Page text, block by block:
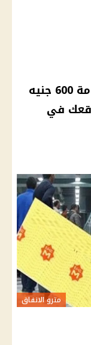
هام لركاب المترو: هتدفعوا غرامة 600 جنيه
في
مترو الانفاق